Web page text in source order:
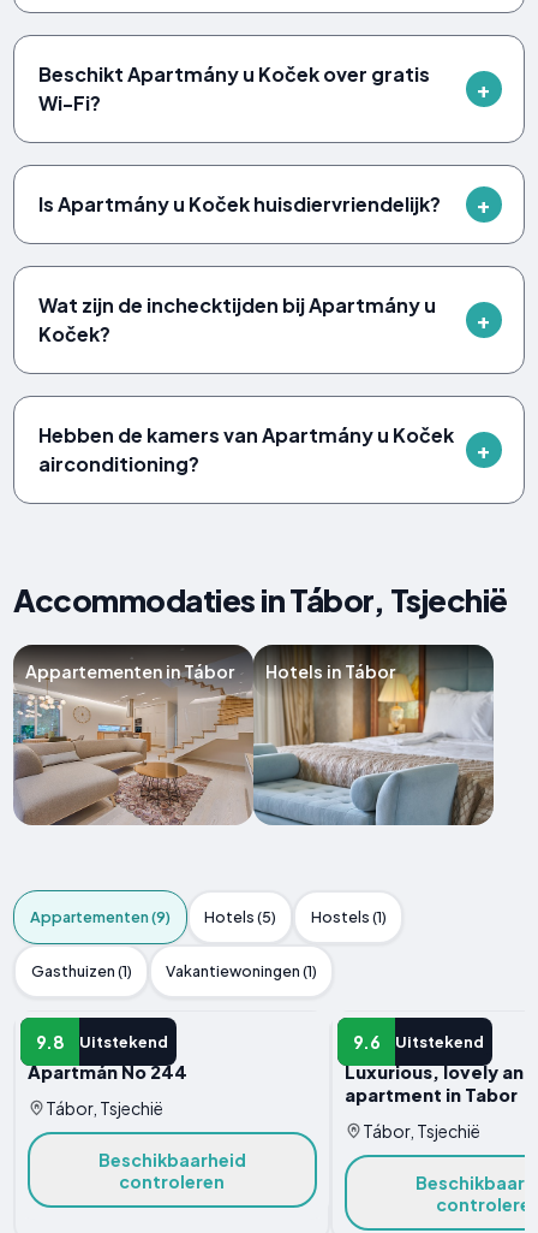
Beschikt Apartmány u Koček over gratis
Wi-Fi?
Is Apartmány u Koček huisdiervriendelijk?
Wat zijn de inchecktijden bij Apartmány u
Koček?
Hebben de kamers van Apartmány u Koček
airconditioning?
Accommodaties in Tábor, Tsjechië
Appartementen in Tábor Hotels in Tábor
Appartementen (9) Hotels (5) Hostels (1)
Gasthuizen (1) Vakantiewoningen (1)
9.8 Uitstekend
APPARTEMENT
Apartmán No 244
Tábor, Tsjechië
Beschikbaarheid
controleren
9.6 Uitstekend
APPARTEMENT
Luxurious, lovely
apartment in Tabor
Tábor, Tsjechië